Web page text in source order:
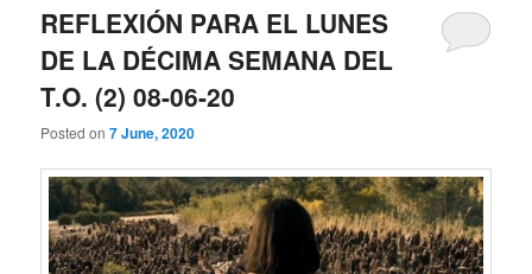
REFLEXIÓN PARA EL LUNES
DE LA DÉCIMA SEMANA DEL
T.O. (2) 08-06-20
Posted on7 June, 2020